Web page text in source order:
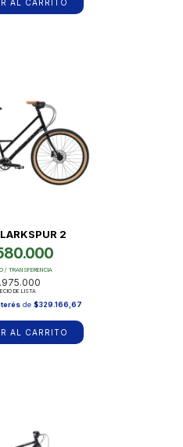
AL CARRITO
2
/ TRANSFERENCIA
DE LISTA
de$329.166,67
AL CARRITO